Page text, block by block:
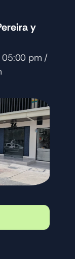
y
05:00 pm /